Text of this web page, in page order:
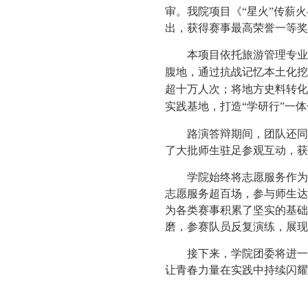
审。我院项目《“星火”传薪
出，获得赛事最高荣誉一等
本项目依托旅游管理专
腹地，通过抗战记忆本土化
超十万人次；将地方史料转
实践基地，打造“学研行”一
路演答辩期间，团队还
了大批师生驻足参观互动，
学院始终将志愿服务作
志愿服务超百场，参与师生
为各类赛事积累了坚实的基
磨，参赛队员反复演练，展
接下来，学院团委将进
让青春力量在实践中持续闪